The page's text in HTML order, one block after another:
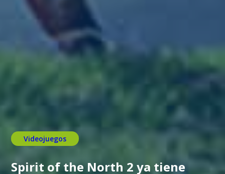
Videojuegos
Spirit of the North 2 ya tiene